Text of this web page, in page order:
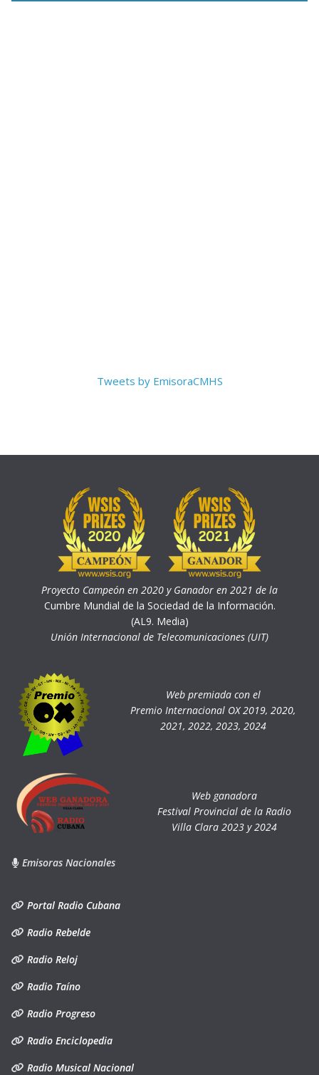
Tweets by EmisoraCMHS
Proyecto Campeón en 2020 y Ganador en 2021 de la
Cumbre Mundial de la Sociedad de la Información.
(AL9. Media)
Unión Internacional de Telecomunicaciones (UIT)
Web premiada con el
Premio Internacional OX 2019, 2020,
2021, 2022, 2023, 2024
Web ganadora
Festival Provincial de la Radio
Villa Clara 2023 y 2024
Emisoras Nacionales
Portal Radio Cubana
Radio Rebelde
Radio Reloj
Radio Taíno
Radio Progreso
Radio Enciclopedia
Radio Musical Nacional